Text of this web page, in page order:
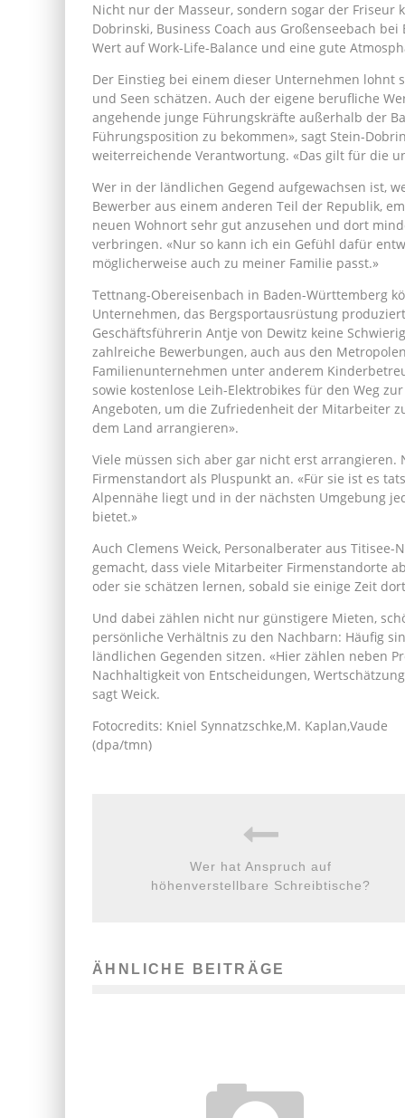
Nicht nur der Masseur, sondern sogar der Friseur
Dobrinski, Business Coach aus Großenseebach
Wert auf Work-Life-Balance und eine gute
Der Einstieg bei einem dieser Unternehmen
und Seen schätzen. Auch der eigene berufliche
angehende junge Führungskräfte außerhalb der
Führungsposition zu bekommen», sagt Stein-
weiterreichende Verantwortung. «Das gilt für die
Wer in der ländlichen Gegend aufgewachsen ist,
Bewerber aus einem anderen Teil der Republik,
neuen Wohnort sehr gut anzusehen und dort
verbringen. «Nur so kann ich ein Gefühl dafür
möglicherweise auch zu meiner Familie passt.»
Tettnang-Obereisenbach in Baden-Württemberg
Unternehmen, das Bergsportausrüstung
Geschäftsführerin Antje von Dewitz keine
zahlreiche Bewerbungen, auch aus den
Familienunternehmen unter anderem
sowie kostenlose Leih-Elektrobikes für den Weg
Angeboten, um die Zufriedenheit der Mitarbeiter
dem Land arrangieren».
Viele müssen sich aber gar nicht erst
Firmenstandort als Pluspunkt an. «Für sie ist es
Alpennähe liegt und in der nächsten Umgebung
bietet.»
Auch Clemens Weick, Personalberater aus
gemacht, dass viele Mitarbeiter Firmenstandorte
oder sie schätzen lernen, sobald sie einige Zeit
Und dabei zählen nicht nur günstigere Mieten,
persönliche Verhältnis zu den Nachbarn: Häufig
ländlichen Gegenden sitzen. «Hier zählen neben
Nachhaltigkeit von Entscheidungen,
sagt Weick.
Fotocredits: Kniel Synnatzschke,M. Kaplan,Vaude
(dpa/tmn)
Wer hat Anspruch auf
höhenverstellbare Schreibtische?
ÄHNLICHE BEITRÄGE